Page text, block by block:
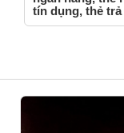
tín dụng, thẻ